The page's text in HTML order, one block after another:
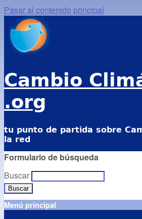
Pasar al contenido principal
Cambio
.org
tu punto de partida sobre
la red
Formulario de búsqueda
Buscar
Menú principal